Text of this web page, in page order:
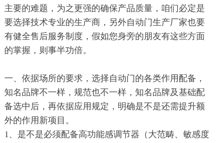
主要的难题，为之更强的确保产品质量，咱们必定是
要选择技术专业的生产商，另外自动门生产厂家也要
有健全售后服务制度，假如您身旁的朋友有这些方面
的掌握，则事半功倍。
一、依据场所的要求，选择自动门的各类作用配备，
知名品牌不一样，规范也不一样，知名品牌及基础配
备选中后，再依据应用规定，明确是不是还需提升额
外的作用新项目。
1、是不是必须配备高功能感调节器（大范畴、敏感度